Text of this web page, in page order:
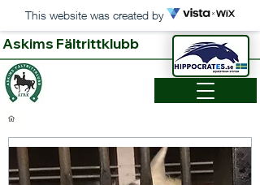
This website was created by
Askims Fältrittklubb